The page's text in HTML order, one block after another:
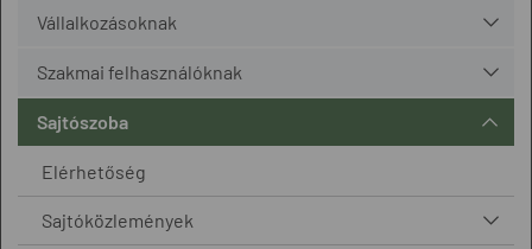
Vállalkozásoknak
Szakmai felhasználóknak
Sajtószoba
Elérhetőség
Sajtóközlemények